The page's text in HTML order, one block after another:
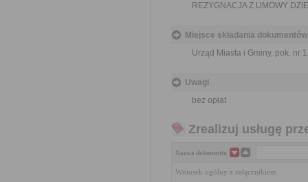
REZYGNACJA Z UMOWY
Miejsce składania dokumentów
Urząd Miasta i Gminy, pok. nr 1
Uwagi
bez opłat
Zrealizuj usługę
Nazwa dokumentu
Wniosek ogólny z załącznikiem